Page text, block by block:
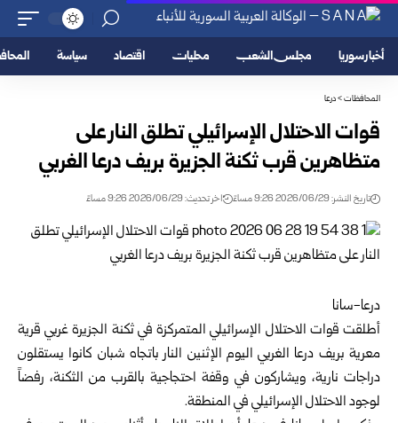
أخبار سوريا مجلس الشعب محليات اقتصاد سياسة
المحافظات>درعا
قوات الاحتلال الإسرائيلي تطلق النار على
متظاهرين قرب ثكنة الجزيرة بريف درعا الغربي
تاريخ النشر: 2026/06/29 9:26 مساءً اخر تحديث: 2026/06/29 9:26 مساءً
درعا-سانا
أطلقت قوات الاحتلال الإسرائيلي المتمركزة في ثكنة الجزيرة غربي قرية
معرية بريف درعا الغربي اليوم الإثنين النار باتجاه شبان كانوا يستقلون
دراجات نارية، ويشاركون في وقفة احتجاجية بالقرب من الثكنة، رفضاً
لوجود الاحتلال الإسرائيلي في المنطقة.